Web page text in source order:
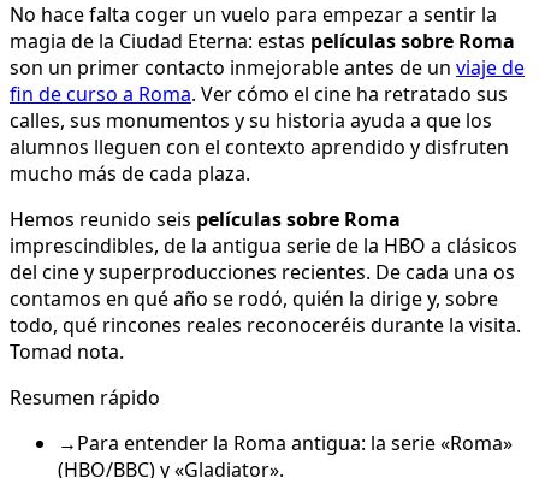
No hace falta coger un vuelo para empezar a sentir la
magia de la Ciudad Eterna: estas películas sobre Roma
son un primer contacto inmejorable antes de un viaje de
fin de curso a Roma. Ver cómo el cine ha retratado sus
calles, sus monumentos y su historia ayuda a que los
alumnos lleguen con el contexto aprendido y disfruten
mucho más de cada plaza.
Hemos reunido seis películas sobre Roma
imprescindibles, de la antigua serie de la HBO a clásicos
del cine y superproducciones recientes. De cada una os
contamos en qué año se rodó, quién la dirige y, sobre
todo, qué rincones reales reconoceréis durante la visita.
Tomad nota.
Resumen rápido
→Para entender la Roma antigua: la serie «Roma»
(HBO/BBC) y «Gladiator».